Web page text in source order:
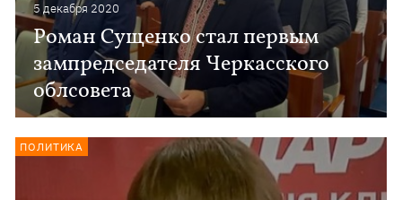
5 декабря 2020
Роман Сущенко стал первым
зампредседателя Черкасского
облсовета
ПОЛИТИКА